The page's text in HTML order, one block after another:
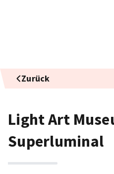
Zurück
Light Art
Superluminal